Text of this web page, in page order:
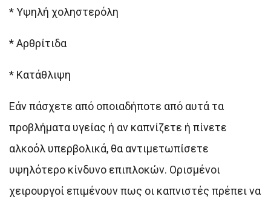
* Υψηλή χοληστερόλη
* Αρθρίτιδα
* Κατάθλιψη
Εάν πάσχετε από οποιαδήποτε από αυτά τα
προβλήματα υγείας ή αν καπνίζετε ή πίνετε
αλκοόλ υπερβολικά, θα αντιμετωπίσετε
υψηλότερο κίνδυνο επιπλοκών. Ορισμένοι
χειρουργοί επιμένουν πως οι καπνιστές πρέπει να